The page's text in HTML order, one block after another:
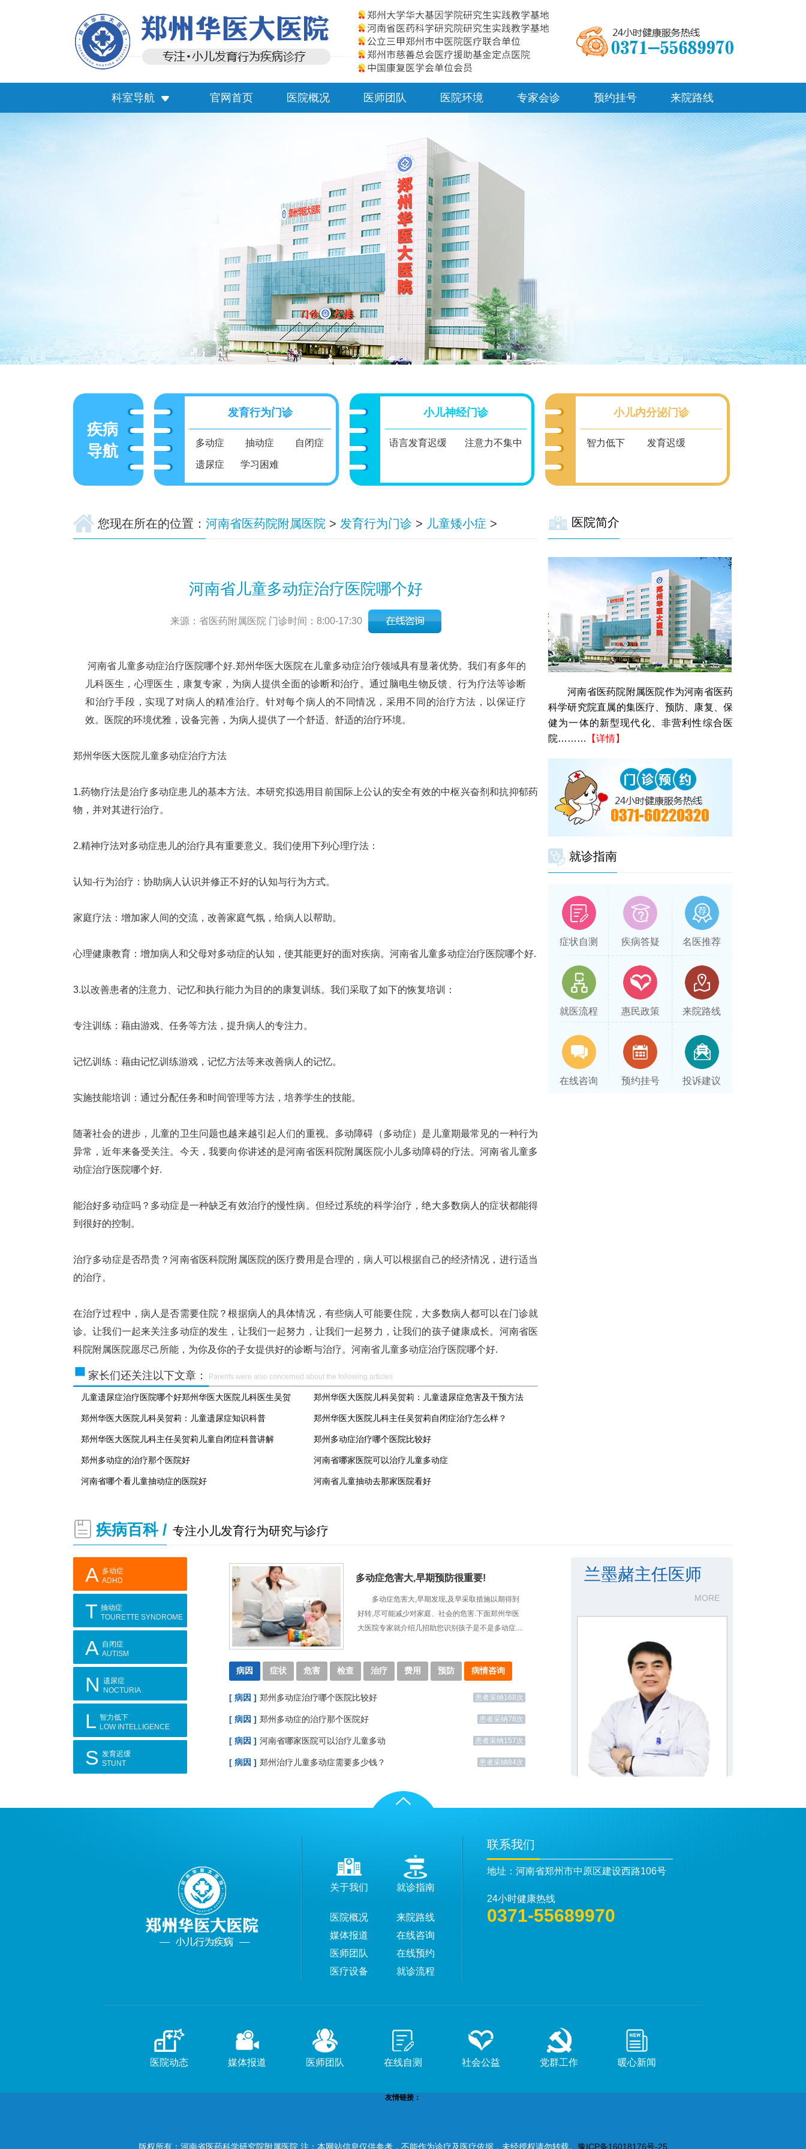
科室导航 官网首页 医院概况 医师团队 医院环境 专家会诊 预约挂号 来院路线
疾病
导航
发育行为门诊
多动症 抽动症 自闭症
遗尿症 学习困难
小儿神经门诊
语言发育迟缓 注意力不集中
小儿内分泌门诊
智力低下 发育迟缓
您现在所在的位置： 河南省医药院附属医院 > 发育行为门诊 > 儿童矮小症 >
河南省儿童多动症治疗医院哪个好
来源：省医药附属医院 门诊时间：8:00-17:30
河南省儿童多动症治疗医院哪个好.郑州华医大医院在儿童多动症治疗领域具有显著优势。我们有多年的
儿科医生，心理医生，康复专家，为病人提供全面的诊断和治疗。通过脑电生物反馈、行为疗法等诊断
和治疗手段，实现了对病人的精准治疗。针对每个病人的不同情况，采用不同的治疗方法，以保证疗
效。医院的环境优雅，设备完善，为病人提供了一个舒适、舒适的治疗环境。
郑州华医大医院儿童多动症治疗方法
1.药物疗法是治疗多动症患儿的基本方法。本研究拟选用目前国际上公认的安全有效的中枢兴奋剂和抗抑郁药
物，并对其进行治疗。
2.精神疗法对多动症患儿的治疗具有重要意义。我们使用下列心理疗法：
认知-行为治疗：协助病人认识并修正不好的认知与行为方式。
家庭疗法：增加家人间的交流，改善家庭气氛，给病人以帮助。
心理健康教育：增加病人和父母对多动症的认知，使其能更好的面对疾病。河南省儿童多动症治疗医院哪个好.
3.以改善患者的注意力、记忆和执行能力为目的的康复训练。我们采取了如下的恢复培训：
专注训练：藉由游戏、任务等方法，提升病人的专注力。
记忆训练：藉由记忆训练游戏，记忆方法等来改善病人的记忆。
实施技能培训：通过分配任务和时间管理等方法，培养学生的技能。
随著社会的进步，儿童的卫生问题也越来越引起人们的重视。多动障碍（多动症）是儿童期最常见的一种行为
异常，近年来备受关注。今天，我要向你讲述的是河南省医科院附属医院小儿多动障碍的疗法。河南省儿童多
动症治疗医院哪个好.
能治好多动症吗？多动症是一种缺乏有效治疗的慢性病。但经过系统的科学治疗，绝大多数病人的症状都能得
到很好的控制。
治疗多动症是否昂贵？河南省医科院附属医院的医疗费用是合理的，病人可以根据自己的经济情况，进行适当
的治疗。
在治疗过程中，病人是否需要住院？根据病人的具体情况，有些病人可能要住院，大多数病人都可以在门诊就
诊。让我们一起来关注多动症的发生，让我们一起努力，让我们一起努力，让我们的孩子健康成长。河南省医
科院附属医院愿尽己所能，为你及你的子女提供好的诊断与治疗。河南省儿童多动症治疗医院哪个好.
家长们还关注以下文章： Parents were also concerned about the following articles
儿童遗尿症治疗医院哪个好郑州华医大医院儿科医生吴贺 郑州华医大医院儿科吴贺莉：儿童遗尿症危害及干预方法
郑州华医大医院儿科吴贺莉：儿童遗尿症知识科普 郑州华医大医院儿科主任吴贺莉自闭症治疗怎么样？
郑州华医大医院儿科主任吴贺莉儿童自闭症科普讲解 郑州多动症治疗哪个医院比较好
郑州多动症的治疗那个医院好 河南省哪家医院可以治疗儿童多动症
河南省哪个看儿童抽动症的医院好 河南省儿童抽动去那家医院看好
医院简介
河南省医药院附属医院作为河南省医药
科学研究院直属的集医疗、预防、康复、保
健为一体的新型现代化、非营利性综合医
院………
【详情】
就诊指南
症状自测 疾病答疑 名医推荐
就医流程 惠民政策 来院路线
在线咨询 预约挂号 投诉建议
疾病百科 / 专注小儿发育行为研究与诊疗
A 多动症
ADHD
T 抽动症
TOURETTE SYNDROME
A 自闭症
AUTISM
N 遗尿症
NOCTURIA
L 智力低下
LOW INTELLIGENCE
S 发育迟缓
STUNT
多动症危害大,早期预防很重要!
多动症危害大,早期发现,及早采取措施以期得到
好转,尽可能减少对家庭、社会的危害.下面郑州华医
大医院专家就介绍几招助您识别孩子是不是多动症....
病因 症状 危害 检查 治疗 费用 预防 病情咨询
[ 病因 ] 郑州多动症治疗哪个医院比较好 患者采纳168次
[ 病因 ] 郑州多动症的治疗那个医院好 患者采纳78次
[ 病因 ] 河南省哪家医院可以治疗儿童多动 患者采纳157次
[ 病因 ] 郑州治疗儿童多动症需要多少钱？ 患者采纳84次
兰墨赭主任医师
MORE
关于我们
医院概况
媒体报道
医师团队
医疗设备
就诊指南
来院路线
在线咨询
在线预约
就诊流程
联系我们
地址：河南省郑州市中原区建设西路106号
24小时健康热线
0371-55689970
医院动态 媒体报道 医师团队 在线自测 社会公益 党群工作 暖心新闻
友情链接：
版权所有：河南省医药科学研究院附属医院 注：本网站信息仅供参考，不能作为诊疗及医疗依据，未经授权请勿转载。 豫ICP备16018176号-25